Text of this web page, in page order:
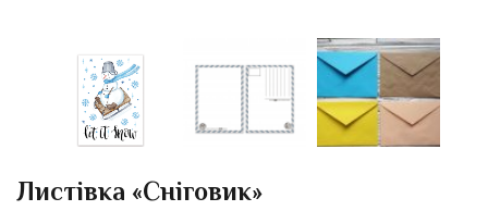
Листівка «Сніговик»